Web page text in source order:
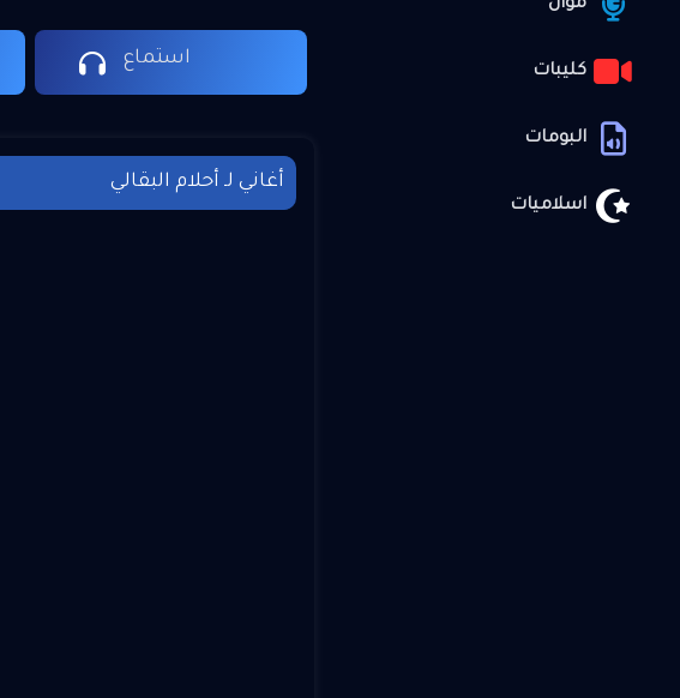
موال
كليبات
البومات
اسلاميات
استماع
أغاني لـ أحلام البقالي